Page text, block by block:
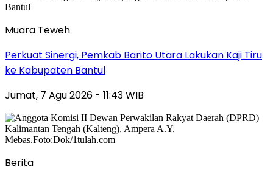
Muara Teweh
Perkuat Sinergi, Pemkab Barito Utara Lakukan Kaji Tiru
ke Kabupaten Bantul
Jumat, 7 Agu 2026 - 11:43 WIB
Berita